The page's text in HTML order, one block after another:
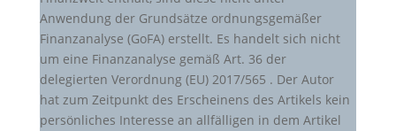
Anwendung der Grundsätze ordnungsgemäßer
Finanzanalyse (GoFA) erstellt. Es handelt sich nicht
um eine Finanzanalyse gemäß Art. 36 der
delegierten Verordnung (EU) 2017/565 . Der Autor
hat zum Zeitpunkt des Erscheinens des Artikels kein
persönliches Interesse an allfälligen in dem Artikel